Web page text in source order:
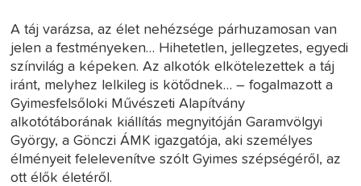
A táj varázsa, az élet nehézsége párhuzamosan van
jelen a festményeken… Hihetetlen, jellegzetes, egyedi
színvilág a képeken. Az alkotók elkötelezettek a táj
iránt, melyhez lelkileg is kötődnek… – fogalmazott a
Gyimesfelsőloki Művészeti Alapítvány
alkotótáborának kiállítás megnyitóján Garamvölgyi
György, a Gönczi ÁMK igazgatója, aki személyes
élményeit felelevenítve szólt Gyimes szépségéről, az
ott élők életéről.